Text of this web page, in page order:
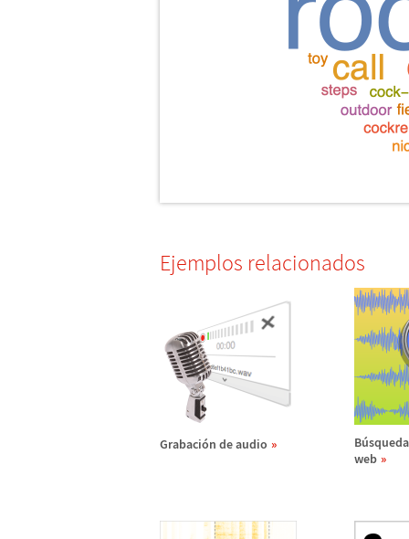
Ejemplos relacionados
Grabación de audio Bú
web